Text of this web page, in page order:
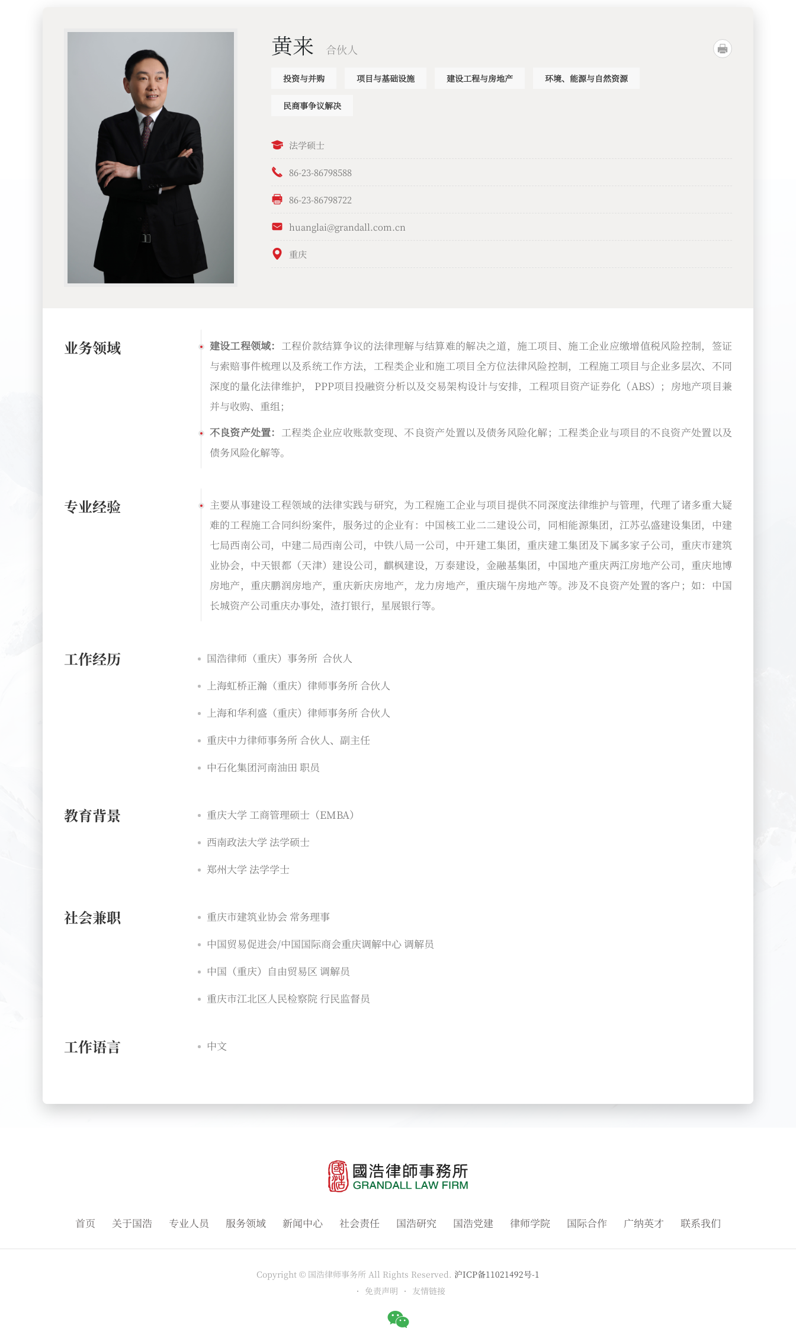
黄来 合伙人
投资与并购 项目与基础设施 建设工程与房地产 环境、能源与自然资源
民商事争议解决
法学硕士
86-23-86798588
86-23-86798722
huanglai@grandall.com.cn
重庆
业务领域 建设工程领域： 工程价款结算争议的法律理解与结算难的解决之道，施工项目、施工企业应缴增值税风险控制，签证
与索赔事件梳理以及系统工作方法，工程类企业和施工项目全方位法律风险控制，工程施工项目与企业多层次、不同
深度的量化法律维护， PPP项目投融资分析以及交易架构设计与安排，工程项目资产证券化（ABS）；房地产项目兼
并与收购、重组；
不良资产处置： 工程类企业应收账款变现、不良资产处置以及债务风险化解；工程类企业与项目的不良资产处置以及
债务风险化解等。
专业经验
主要从事建设工程领域的法律实践与研究，为工程施工企业与项目提供不同深度法律维护与管理，代理了诸多重大疑
难的工程施工合同纠纷案件，服务过的企业有：中国核工业二二建设公司，同相能源集团，江苏弘盛建设集团，中建
七局西南公司，中建二局西南公司，中铁八局一公司，中开建工集团，重庆建工集团及下属多家子公司，重庆市建筑
业协会，中天银都（天津）建设公司，麒枫建设，万泰建设，金融基集团，中国地产重庆两江房地产公司，重庆地博
房地产，重庆鹏润房地产，重庆新庆房地产，龙力房地产，重庆瑞午房地产等。涉及不良资产处置的客户；如：中国
长城资产公司重庆办事处，渣打银行，星展银行等。
工作经历
国浩律师（重庆）事务所 合伙人
上海虹桥正瀚（重庆）律师事务所 合伙人
上海和华利盛（重庆）律师事务所 合伙人
重庆中力律师事务所 合伙人、副主任
中石化集团河南油田 职员
教育背景
重庆大学 工商管理硕士（EMBA）
西南政法大学 法学硕士
郑州大学 法学学士
社会兼职
重庆市建筑业协会 常务理事
中国贸易促进会/中国国际商会重庆调解中心 调解员
中国（重庆）自由贸易区 调解员
重庆市江北区人民检察院 行民监督员
工作语言 中文
首页 关于国浩 专业人员 服务领域 新闻中心 社会责任 国浩研究 国浩党建 律师学院 国际合作 广纳英才 联系我们
Copyright © 国浩律师事务所 All Rights Reserved. 沪ICP备11021492号-1
免责声明
友情链接